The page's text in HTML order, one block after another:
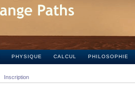
PHYSIQUE CALCUL PHILOSOPHIE
Inscription